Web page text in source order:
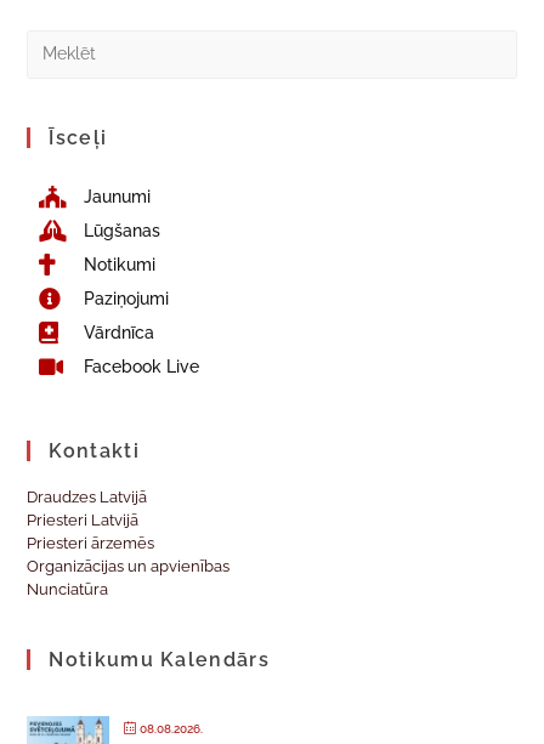
Īsceļi
Jaunumi
Lūgšanas
Notikumi
Paziņojumi
Vārdnīca
Facebook Live
Kontakti
Draudzes Latvijā
Priesteri Latvijā
Priesteri ārzemēs
Organizācijas un apvienības
Nunciatūra
Notikumu Kalendārs
08.08.2026.